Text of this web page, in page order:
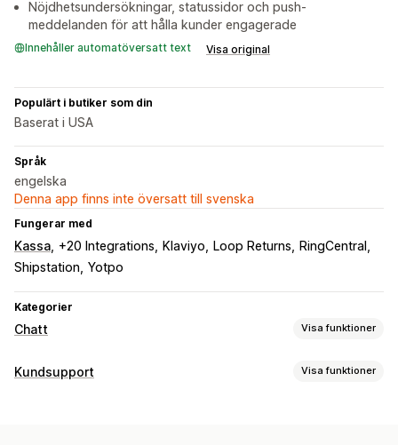
Nöjdhetsundersökningar, statussidor och push-
meddelanden för att hålla kunder engagerade
Innehåller automatöversatt text Visa original
Populärt i butiker som din
Baserat i USA
Språk
engelska
Denna app finns inte översatt till svenska
Fungerar med
Kassa +20 Integrations Klaviyo Loop Returns RingCentral
Shipstation Yotpo
Kategorier
Chatt Visa funktioner
Meddelanden i realtid
Kundsupport Visa funktioner